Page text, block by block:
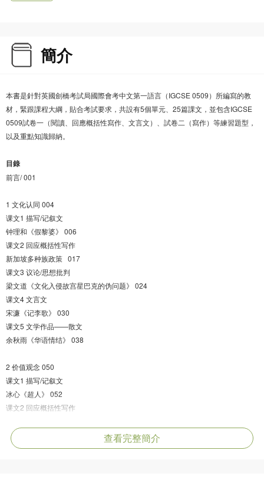
簡介
本書是針對英國劍橋考試局國際會考中文第一語言（IGCSE 0509）所編寫的教
材，緊跟課程大綱，貼合考試要求，共設有5個單元、25篇課文，並包含IGCSE
0509試卷一（閱讀、回應概括性寫作、文言文）、試卷二（寫作）等練習題型，
以及重點知識歸納。
目錄
前言/ 001
1 文化认同 004
课文1 描写/记叙文
钟理和《假黎婆》 006
课文2 回应概括性写作
新加坡多种族政策 017
课文3 议论/思想批判
梁文道《文化入侵故宫星巴克的伪问题》 024
课文4 文言文
宋濂《记李歌》 030
课文5 文学作品——散文
余秋雨《华语情结》 038
2 价值观念 050
课文1 描写/记叙文
冰心《超人》 052
课文2 回应概括性写作
课文3 议论/思想批判
雨果《纪念伏尔泰逝世一百周年的演说》 069
查看完整簡介